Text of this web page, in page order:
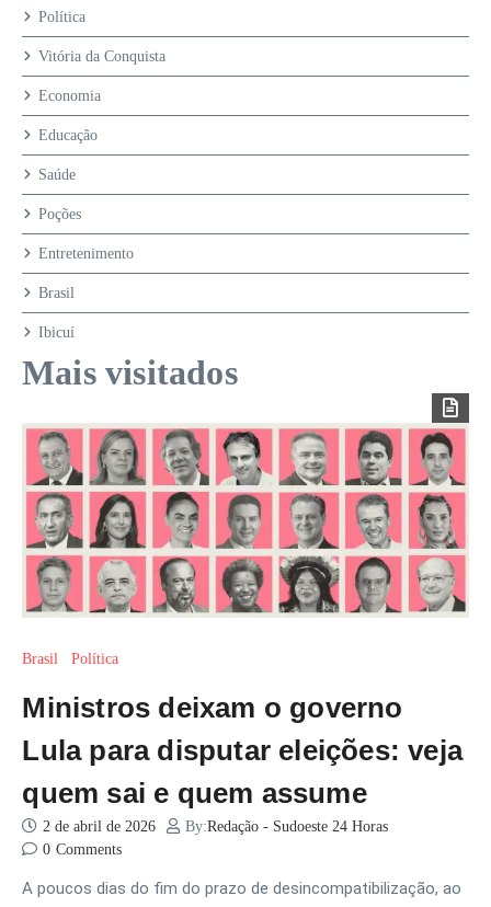
Política
Vitória da Conquista
Economia
Educação
Saúde
Poções
Entretenimento
Brasil
Ibicuí
Mais visitados
Brasil Política
Ministros deixam o governo
Lula para disputar eleições: veja
quem sai e quem assume
2 de abril de 2026 By:Redação - Sudoeste 24 Horas
0 Comments
A poucos dias do fim do prazo de desincompatibilização, ao